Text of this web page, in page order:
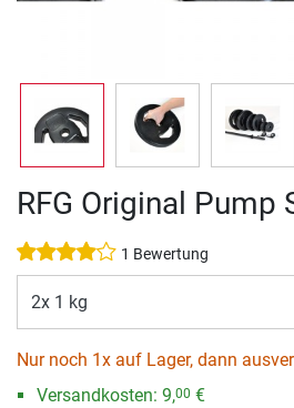
RFG Original Pump
1 Bewertung
2x 1 kg
Nur noch 1x auf Lager, dann
Versandkosten: 9,00 €